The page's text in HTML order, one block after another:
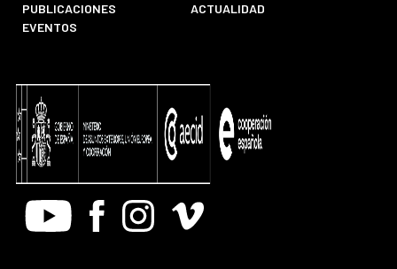
PUBLICACIONES
ACTUALIDAD
EVENTOS
Youtube FacebookInstagram
Vimeo